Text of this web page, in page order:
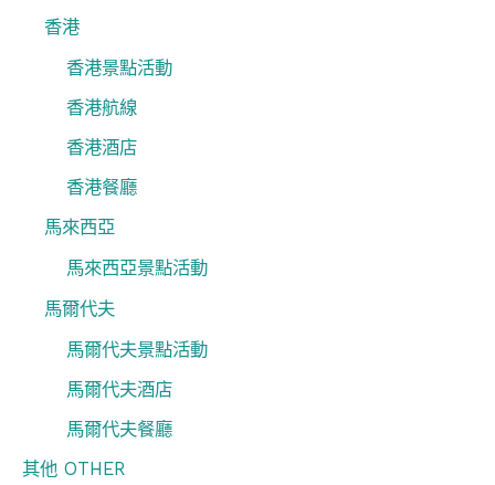
香港
香港景點活動
香港航線
香港酒店
香港餐廳
馬來西亞
馬來西亞景點活動
馬爾代夫
馬爾代夫景點活動
馬爾代夫酒店
馬爾代夫餐廳
其他 OTHER